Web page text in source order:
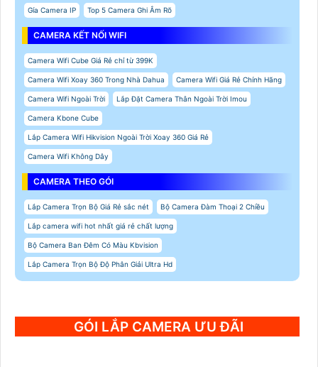
Gía Camera IP Top 5 Camera Ghi Âm Rõ
CAMERA KẾT NỐI WIFI
Camera Wifi Cube Giá Rẻ chỉ từ 399K
Camera Wifi Xoay 360 Trong Nhà Dahua Camera Wifi Giá Rẻ Chính Hãng
Camera Wifi Ngoài Trời Lắp Đặt Camera Thân Ngoài Trời Imou
Camera Kbone Cube
Lắp Camera Wifi Hikvision Ngoài Trời Xoay 360 Giá Rẻ
Camera Wifi Không Dây
CAMERA THEO GÓI
Lắp Camera Trọn Bộ Giá Rẻ sắc nét Bộ Camera Đàm Thoại 2 Chiều
Lắp camera wifi hot nhất giá rẻ chất lượng
Bộ Camera Ban Đêm Có Màu Kbvision
Lắp Camera Trọn Bộ Độ Phân Giải Ultra Hd
GÓI LẮP CAMERA ƯU ĐÃI